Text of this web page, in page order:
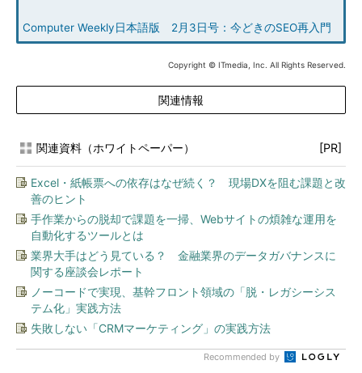
Computer Weekly日本語版 2月3日号：今どきのSEO再入門
Copyright © ITmedia, Inc. All Rights Reserved.
関連情報
関連資料（ホワイトペーパー） [PR]
Excel・紙帳票への依存はなぜ続く？ 現場DXを阻む課題と改
善のヒント
手作業からの脱却で課題を一掃、Webサイトの煩雑な運用を
自動化するツールとは
業界大手はどう見ている？ 金融業界のデータガバナンスに
関する座談会レポート
ノーコードで実現、基幹フロント領域の「脱・レガシーシス
テム化」実践方法
失敗しない「CRMマーケティング」の実践方法
Recommended by